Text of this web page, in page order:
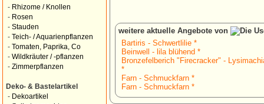
- Rhizome / Knollen
- Rosen
- Stauden
- Teich- / Aquarienpflanzen
- Tomaten, Paprika, Co
- Wildkräuter / -pflanzen
- Zimmerpflanzen
Deko- & Bastelartikel
- Dekoartikel
weitere aktuelle Angebote von
Bartiris - Schwertlilie *
Beinwell - lila blühend *
Bronzefelberich "Firecracker" -
*
Farn - Schmuckfarn *
Farn - Schmuckfarn *